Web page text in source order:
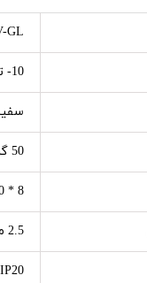
GL
10- تا 50+ درجه سانتیگراد
50 گرم
8 * 100
2.5 میلی متر مربع
IP20